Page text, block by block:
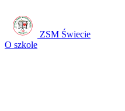
ZSM Świecie
O szkole